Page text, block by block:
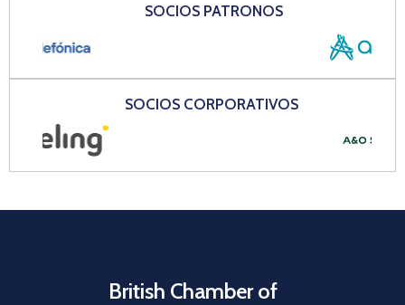
SOCIOS PATRONOS
SOCIOS CORPORATIVOS
British Chamber of